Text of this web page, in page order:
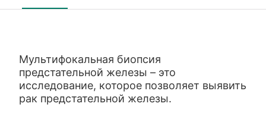
Мультифокальная биопсия
предстательной железы – это
исследование, которое позволяет выявить
рак предстательной железы.